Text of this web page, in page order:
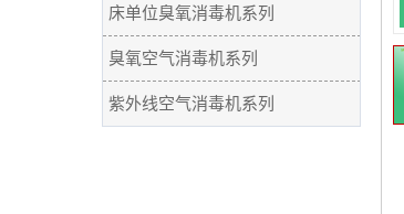
床单位臭氧消毒机系列
臭氧空气消毒机系列
紫外线空气消毒机系列